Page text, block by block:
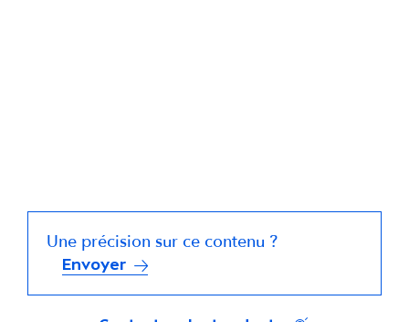
Une précision sur ce contenu ?
Envoyer